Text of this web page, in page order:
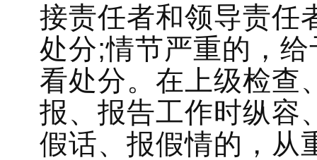
接责任者和领导责任
处分;情节严重的，
看处分。在上级检查
报、报告工作时纵容
假话、报假情的，从